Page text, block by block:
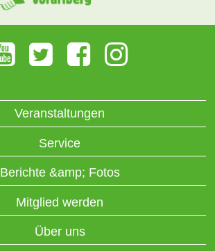
Veranstaltungen
Service
Berichte &amp; Fotos
Mitglied werden
Über uns